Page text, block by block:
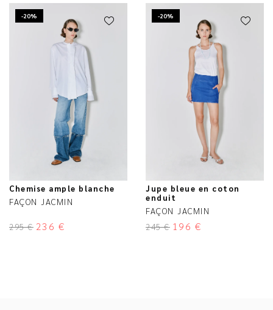
-20%
Chemise ample blanche
FAÇON JACMIN
295€ 236 €
-20%
Jupe bleue en coton
enduit
FAÇON JACMIN
245€ 196 €